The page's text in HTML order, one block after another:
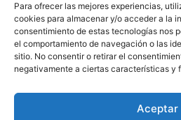
Para ofrecer las mejores experiencias,
cookies para almacenar y/o acceder a la
consentimiento de estas tecnologías nos
el comportamiento de navegación o las
sitio. No consentir o retirar el
negativamente a ciertas características y
Aceptar
CONTACTA CON NOSOTROS